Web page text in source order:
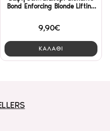
Bond Enforcing Blonde Lifting
9,90€
ΚΑΛΑΘΙ